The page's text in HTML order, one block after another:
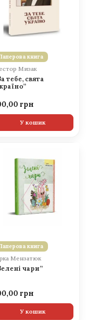
книга
Мизак
тебе, свята
У кошик
книга
Мензатюк
чари”
У кошик